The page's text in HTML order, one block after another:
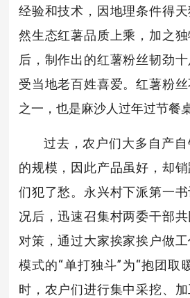
经验和技术，因地理条件得
然生态红薯品质上乘，加之
后，制作出的红薯粉丝韧劲
受当地老百姓喜爱。红薯粉
之一，也是麻沙人过年过节餐桌
过去，农户们大多自产
的规模，因此产品虽好，却
们犯了愁。永兴村下派第一
况后，迅速召集村两委干部
对策，通过大家挨家挨户做
模式的“单打独斗”为“抱团取
时，农户们进行集中采挖、